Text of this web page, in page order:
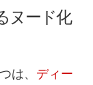
ヌード化
は、 ディー